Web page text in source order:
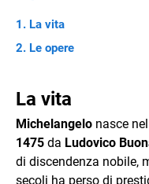
La vita
Le opere
La vita
Michelangelo nasce
1475 da Ludovico
di discendenza nobile,
secoli ha perso di